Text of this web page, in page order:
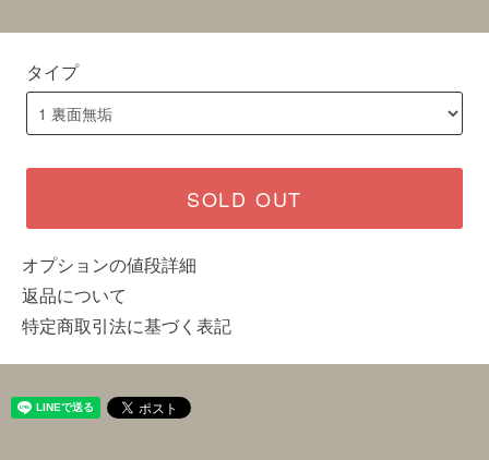
タイプ
SOLD OUT
オプションの値段詳細
返品について
特定商取引法に基づく表記